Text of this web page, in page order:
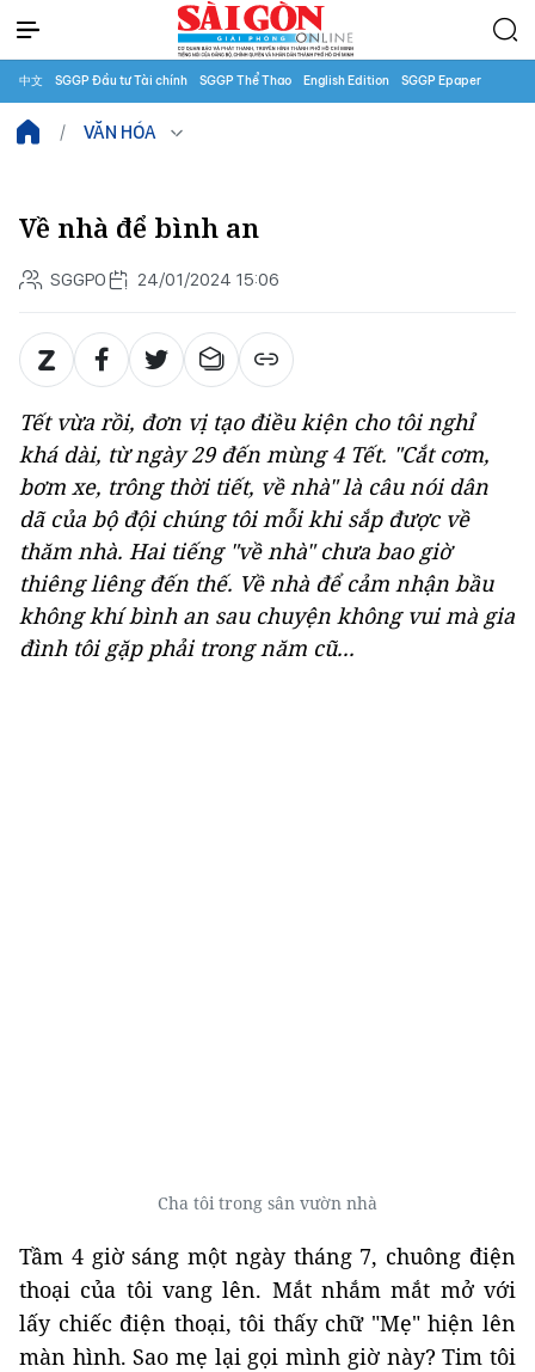
中文 SGGP Đầu tư Tài chính SGGP Thể Thao English Edition SGGP Epaper
VĂN HÓA
Về nhà để bình an
SGGPO 24/01/2024 15:06
Tết vừa rồi, đơn vị tạo điều kiện cho tôi nghỉ
khá dài, từ ngày 29 đến mùng 4 Tết. "Cắt cơm,
bơm xe, trông thời tiết, về nhà" là câu nói dân
dã của bộ đội chúng tôi mỗi khi sắp được về
thăm nhà. Hai tiếng "về nhà" chưa bao giờ
thiêng liêng đến thế. Về nhà để cảm nhận bầu
không khí bình an sau chuyện không vui mà gia
đình tôi gặp phải trong năm cũ...
Cha tôi trong sân vườn nhà
Tầm 4 giờ sáng một ngày tháng 7, chuông điện
thoại của tôi vang lên. Mắt nhắm mắt mở với
lấy chiếc điện thoại, tôi thấy chữ "Mẹ" hiện lên
màn hình. Sao mẹ lại gọi mình giờ này? Tim tôi